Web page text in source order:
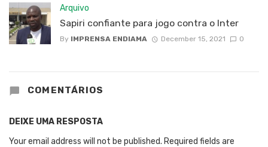
Arquivo
Sapiri confiante para jogo contra o Inter
By IMPRENSA ENDIAMA December 15, 2021 0
COMENTÁRIOS
DEIXE UMA RESPOSTA
Your email address will not be published. Required fields are